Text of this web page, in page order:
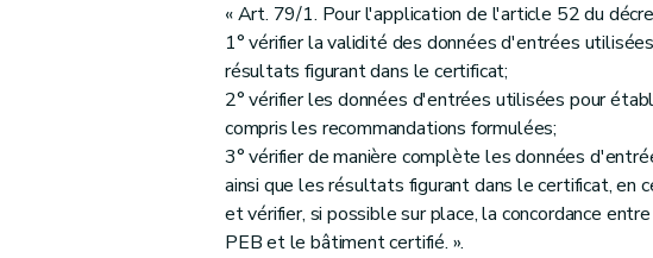
« Art. 79/1. Pour l'application de l'article 52 du
1° vérifier la validité des données d'entrées
résultats figurant dans le certificat;
2° vérifier les données d'entrées utilisées pour
compris les recommandations formulées;
3° vérifier de manière complète les données
ainsi que les résultats figurant dans le certificat, en
et vérifier, si possible sur place, la concordance
PEB et le bâtiment certifié. ».